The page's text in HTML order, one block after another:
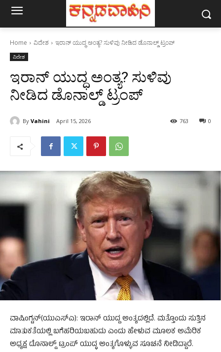
Home ವಿದೇಶ ಇರಾನ್ ಯುದ್ಧ ಅಂತ್ಯ? ಸುಳಿವು ನೀಡಿದ ಡೊನಾಲ್ಡ್ ಟ್ರಂಪ್
ವಿದೇಶ
ಇರಾನ್ ಯುದ್ಧ ಅಂತ್ಯ? ಸುಳಿವು
ನೀಡಿದ ಡೊನಾಲ್ಡ್ ಟ್ರಂಪ್
By Vahini April 15, 2026 0
763
ವಾಷಿಂಗ್ಟನ್(ಯುಎಸ್‌ಎ): ಇರಾನ್ ಯುದ್ದ ಅಂತ್ಯದಲ್ಲಿದೆ. ಮತ್ತೊಂದು ಸುತ್ತಿನ
ಮಾತುಕತೆಯಲ್ಲಿ ಬಗೆಹರಿಯಬಹುದು ಎಂದು ಹೇಳುವ ಮೂಲಕ ಅಮೆರಿಕ
ಅಧ್ಯಕ್ಷ ಡೊನಾಲ್ಡ್​ ಟ್ರಂಪ್​ ಯುದ್ಧ ಅಂತ್ಯಗೊಳ್ಳುವ ಸೂಚನೆ ನೀಡಿದ್ದಾರೆ.